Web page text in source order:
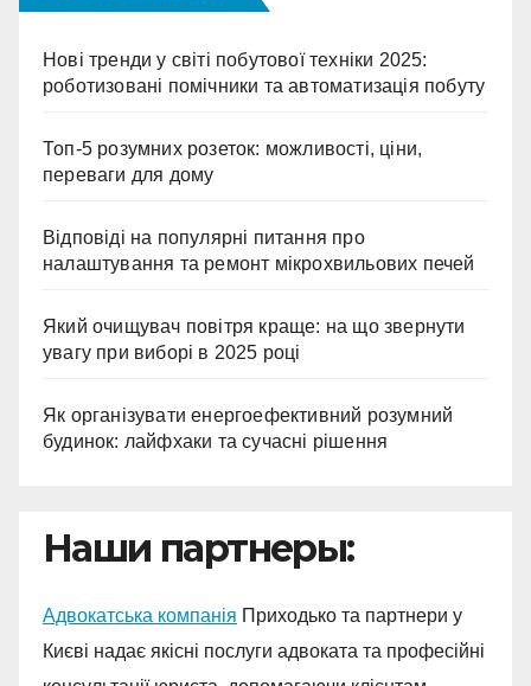
Нові тренди у світі побутової техніки 2025:
роботизовані помічники та автоматизація побуту
Топ-5 розумних розеток: можливості, ціни,
переваги для дому
Відповіді на популярні питання про
налаштування та ремонт мікрохвильових печей
Який очищувач повітря краще: на що звернути
увагу при виборі в 2025 році
Як організувати енергоефективний розумний
будинок: лайфхаки та сучасні рішення
Наши партнеры:
Адвокатська компанія Приходько та партнери у
Києві надає якісні послуги адвоката та професійні